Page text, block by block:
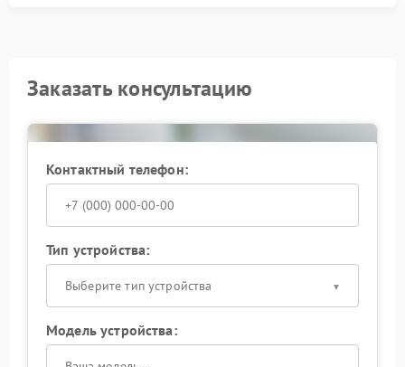
Заказать консультацию
Контактный телефон:
Тип устройства:
Выберите тип устройства
Модель устройства: